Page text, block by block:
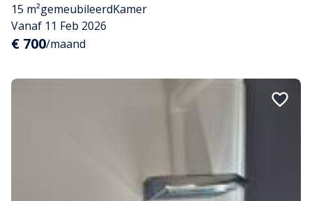
15 m²gemeubileerdKamer
Vanaf 11 Feb 2026
€ 700/maand